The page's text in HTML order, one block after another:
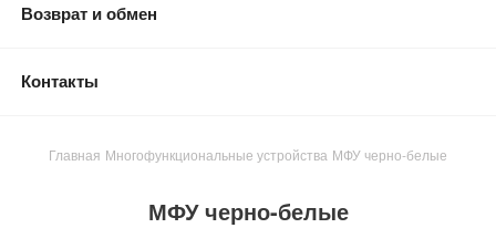
Возврат и обмен
Контакты
Главная Многофункциональные устройства МФУ черно-белые
МФУ черно-белые